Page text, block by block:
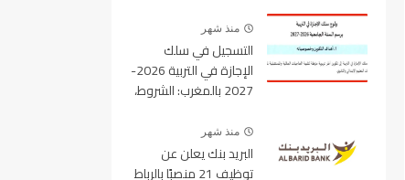
منذ شهر
التسجيل في سلك
الإجازة في التربية 2026-
2027 بالمغرب: الشروط،
ورابط التسجيل
منذ شهر
البريد بنك يعلن عن
توظيف 21 منصبًا بالرباط